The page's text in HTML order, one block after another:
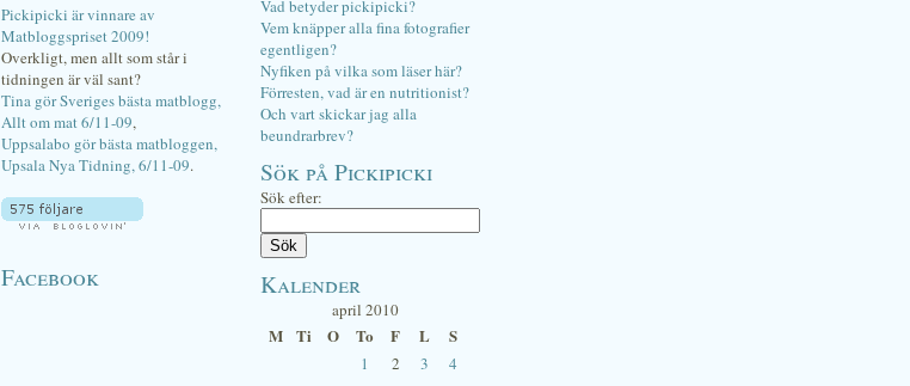
Pickipicki är vinnare av
Matbloggspriset 2009!
Overkligt, men allt som står i
tidningen är väl sant?
Tina gör Sveriges bästa matblogg,
Allt om mat 6/11-09,
Uppsalabo gör bästa matbloggen,
Upsala Nya Tidning, 6/11-09.
Facebook
Vad betyder pickipicki?
Vem knäpper alla fina fotografier
egentligen?
Nyfiken på vilka som läser här?
Förresten, vad är en nutritionist?
Och vart skickar jag alla
beundrarbrev?
Sök på Pickipicki
Sök efter:
Kalender
april 2010
M Ti O To F L S
1 2 3
4